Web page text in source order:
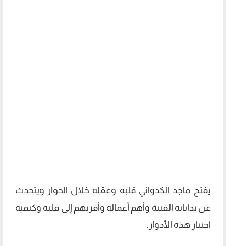
يفتح ماجد الكدواني قلبه وعقله خلال الحوار ويتحدث
عن بداياته الفنية وأهم أعماله وأقربهم إلى قلبه وكيفية
اختيار هذه الأدوار.